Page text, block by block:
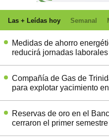
Las + Leídas hoy Semanal
Medidas de ahorro
reducirá jornadas
Compañía de Gas de
para explotar yacimiento
Reservas de oro en el
cerraron el primer